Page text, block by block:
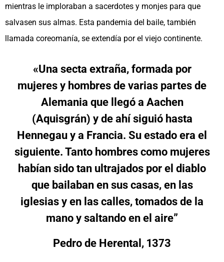
mientras le imploraban a sacerdotes y monjes para que
salvasen sus almas. Esta pandemia del baile, también
llamada coreomanía, se extendía por el viejo continente.
«Una secta extraña, formada por
mujeres y hombres de varias partes de
Alemania que llegó a Aachen
(Aquisgrán) y de ahí siguió hasta
Hennegau y a Francia. Su estado era el
siguiente. Tanto hombres como mujeres
habían sido tan ultrajados por el diablo
que bailaban en sus casas, en las
iglesias y en las calles, tomados de la
mano y saltando en el aire”
Pedro de Herental , 1373